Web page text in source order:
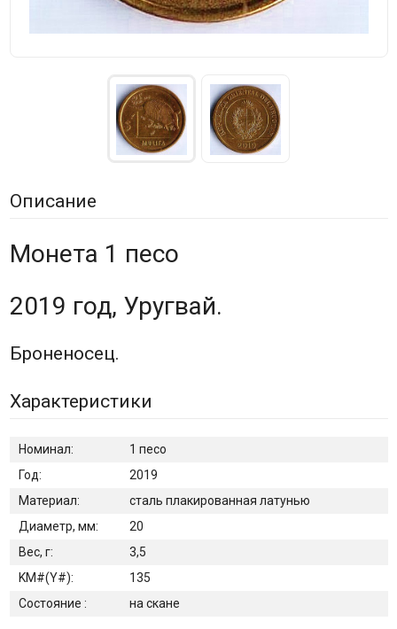
Описание
Монета 1 песо
2019 год, Уругвай.
Броненосец.
Характеристики
Номинал:
1 песо
Год:
2019
Материал:
сталь плакированная латунью
Диаметр, мм:
20
Вес, г:
3,5
KM#(Y#):
135
Состояние :
на скане